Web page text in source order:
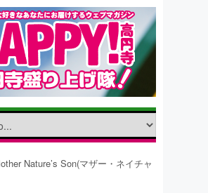
Nature’s Son(マザー・ネイチャ